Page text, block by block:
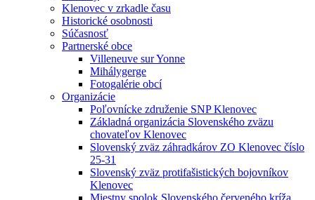
Klenovec v zrkadle času
Historické osobnosti
Súčasnosť
Partnerské obce
Villeneuve sur Yonne
Mihálygerge
Fotogalérie obcí
Organizácie
Poľovnícke združenie SNP Klenovec
Základná organizácia Slovenského zväzu
chovateľov Klenovec
Slovenský zväz záhradkárov ZO Klenovec číslo
25-31
Slovenský zväz protifašistických bojovníkov
Klenovec
Miestny spolok Slovenského červeného kríža